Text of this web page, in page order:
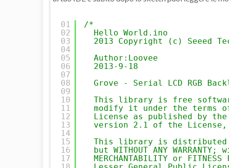
01
02
03
04
05
06
07
08
09
10
11
12
13
14
15
16
17
/*
Hello World.ino
2013 Copyright (c) Seeed
Author:Loovee
2013-9-18
Grove - Serial LCD RGB
This library is free
modify it under the terms
License as published by
version 2.1 of the
This library is
but WITHOUT ANY
MERCHANTABILITY or FITNESS